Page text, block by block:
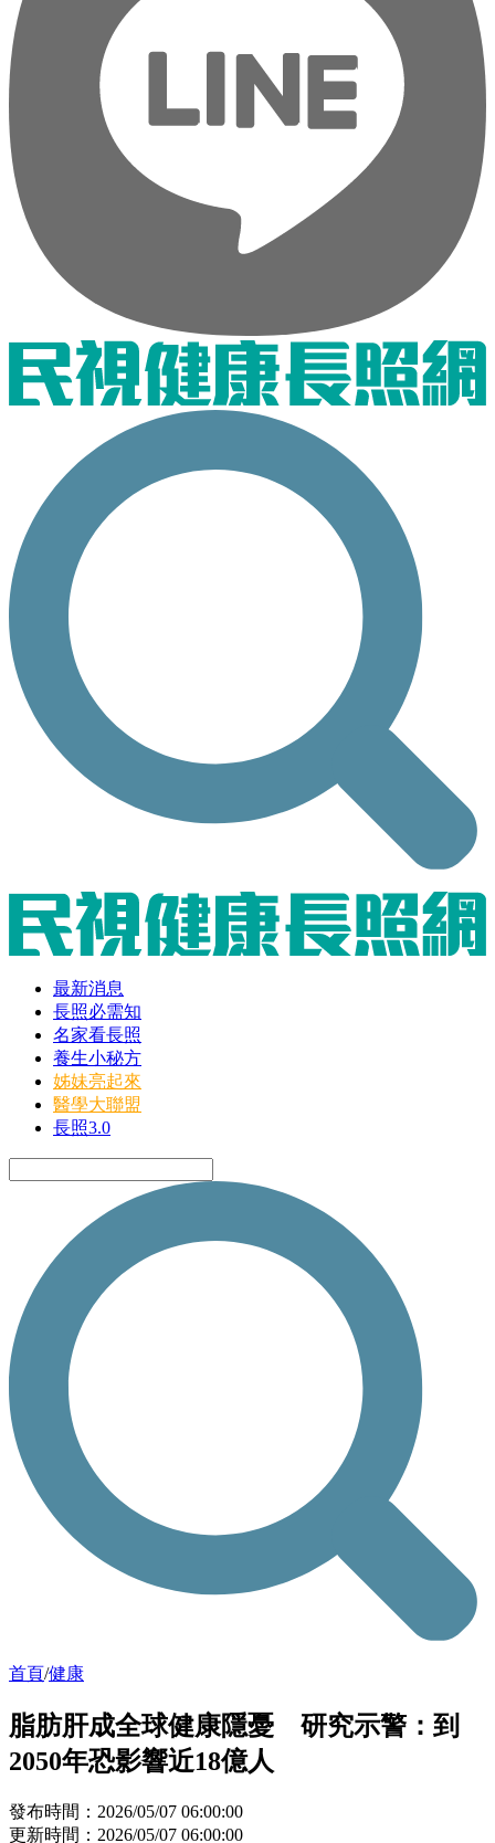
最新消息
長照必需知
名家看長照
養生小秘方
姊妹亮起來
醫學大聯盟
長照3.0
首頁/健康
脂肪肝成全球健康隱憂 研究示警：到
2050年恐影響近18億人
發布時間：2026/05/07 06:00:00
更新時間：2026/05/07 06:00:00